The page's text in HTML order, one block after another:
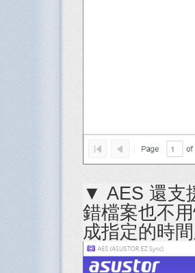
▼ AES 還支
錯檔案也不
成指定的時